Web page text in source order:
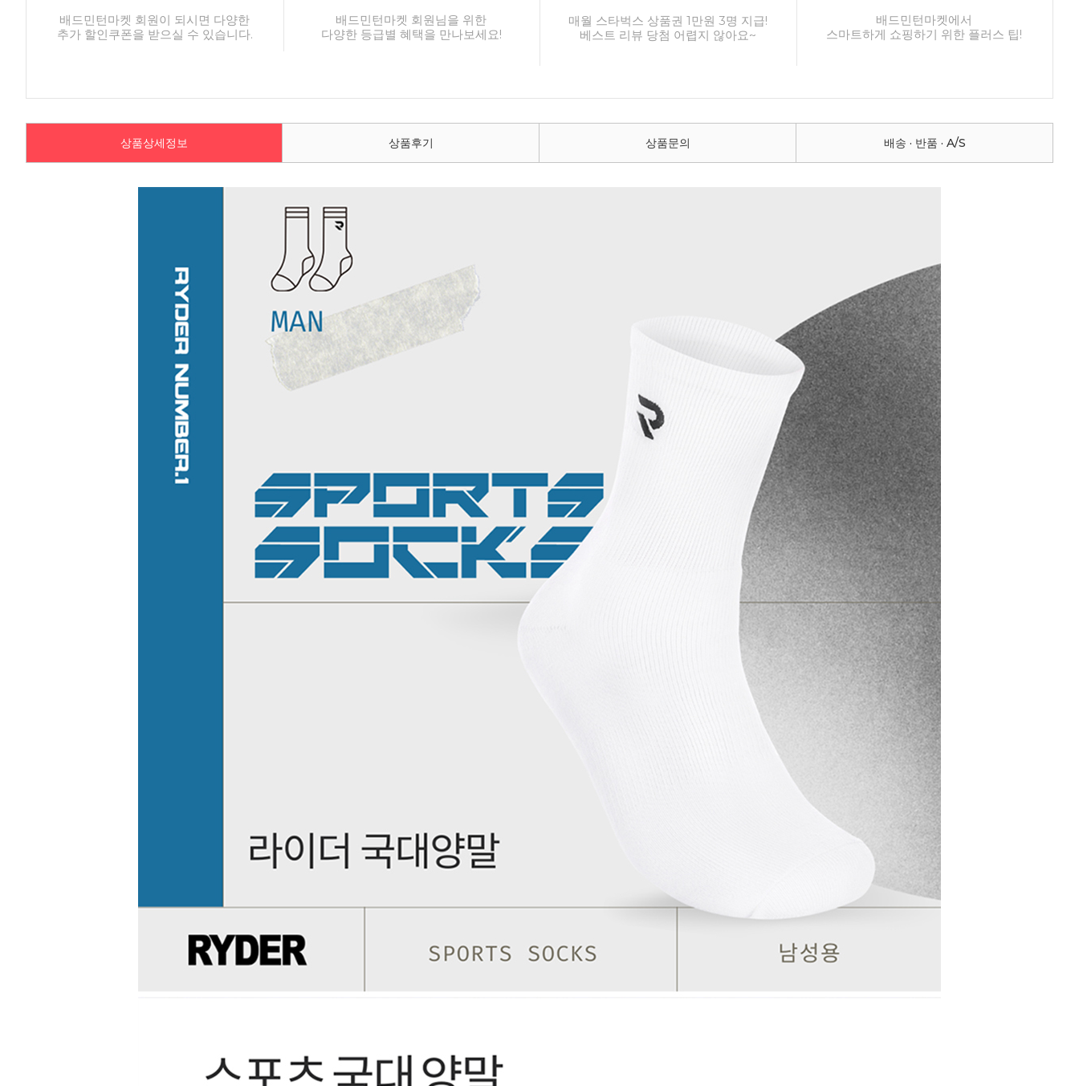
배드민턴마켓 회원이 되시면 다양한
추가 할인쿠폰을 받으실 수 있습니다.
배드민턴마켓 회원님을 위한
다양한 등급별 혜택을 만나보세요!
매월 스타벅스 상품권 1만원 3명 지급!
베스트 리뷰 당첨 어렵지 않아요~
배드민턴마켓에서
스마트하게 쇼핑하기 위한 플러스 팁!
상품상세정보 상품후기 상품문의 배송 · 반품 · A/S